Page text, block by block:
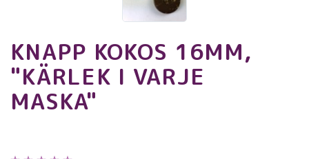
KNAPP KOKOS 16MM,
"KÄRLEK I VARJE
MASKA"